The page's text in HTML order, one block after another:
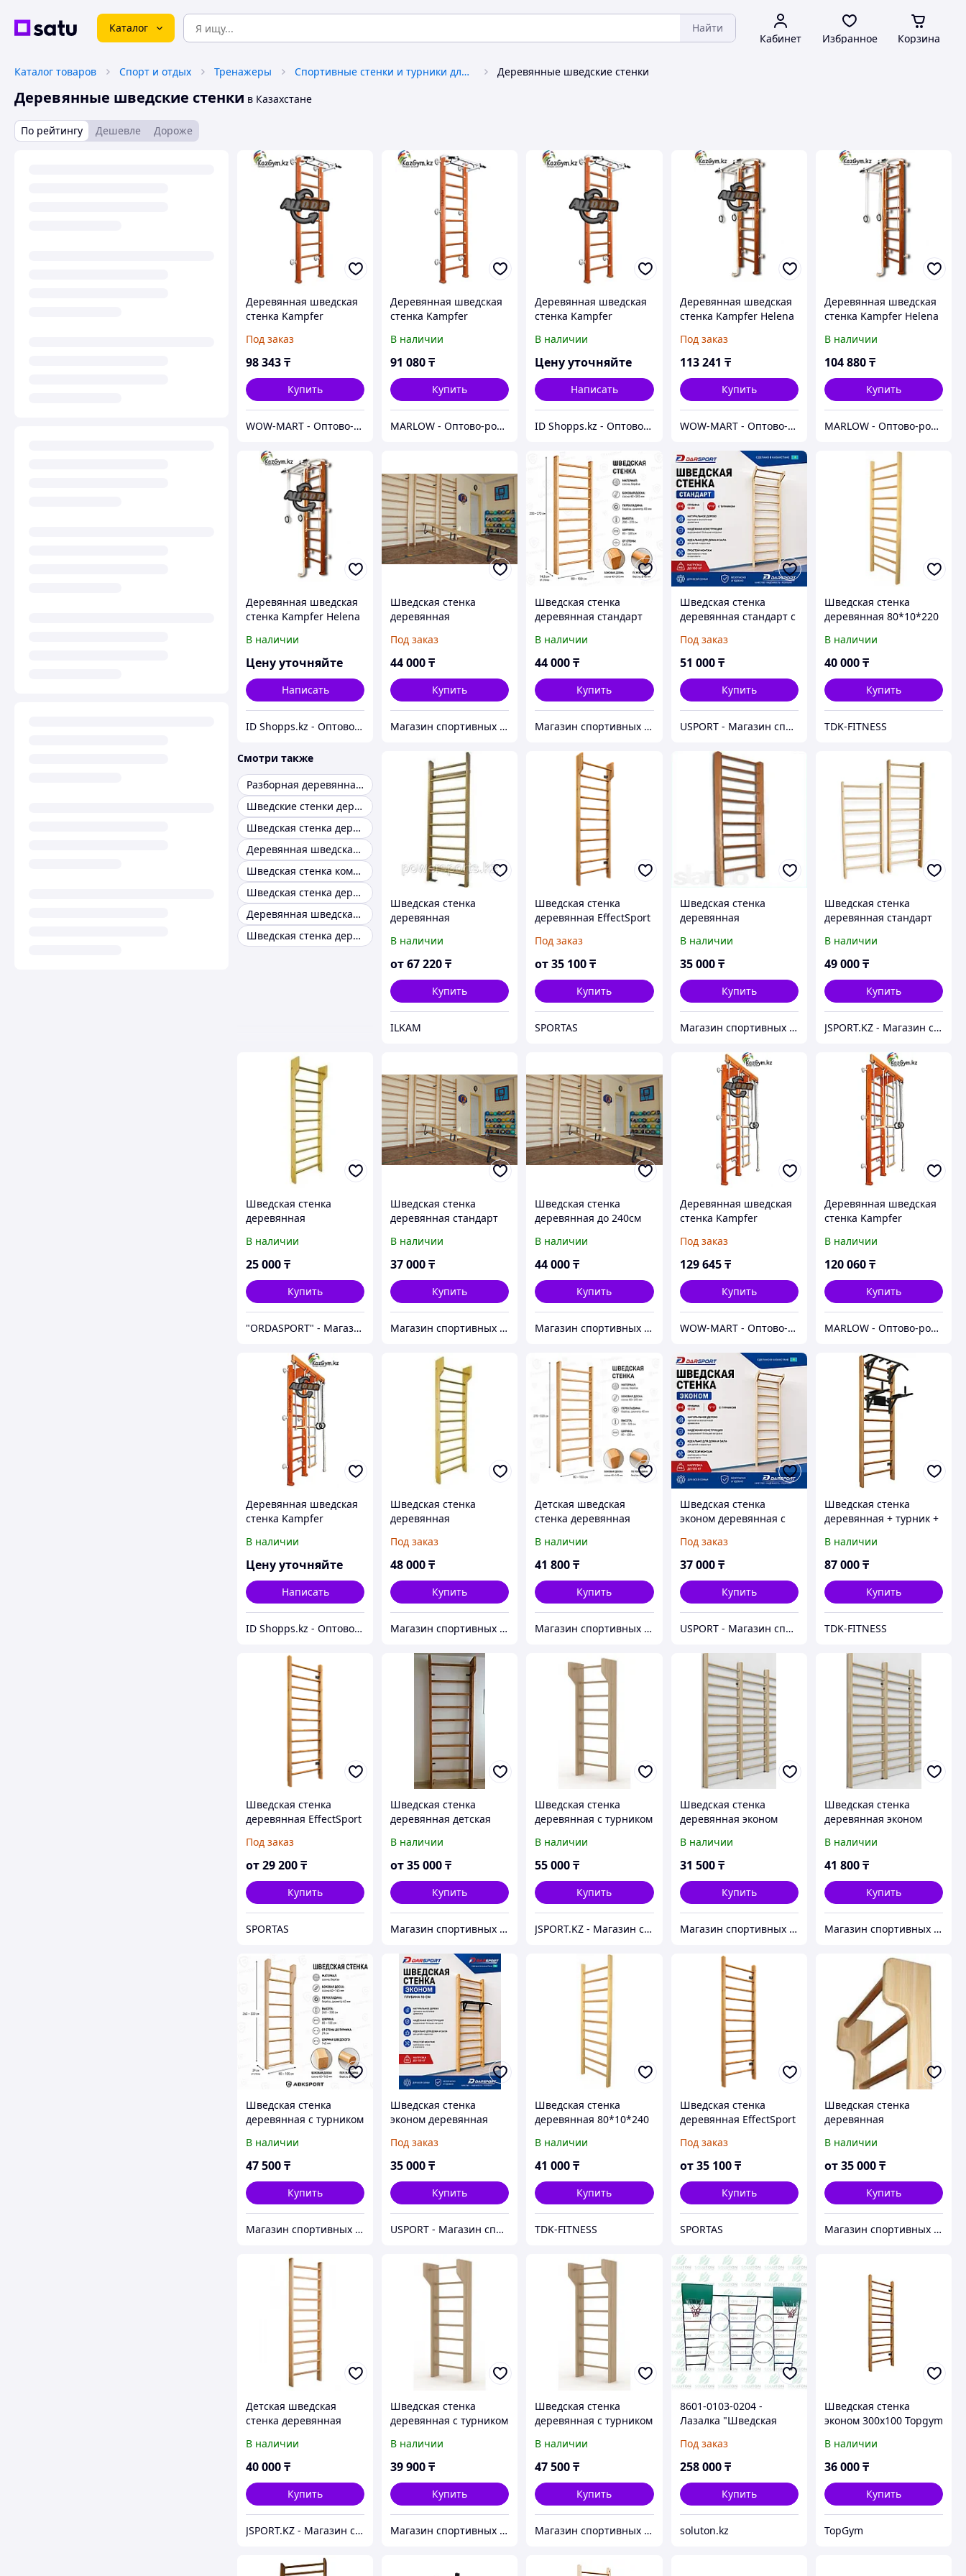
Каталог Найти
Кабинет Избранное Корзина
Каталог товаров Спорт и отдых Тренажеры Спортивные стенки и турники для дома Деревянные шведские стенки
Деревянные шведские стенки в Казахстане
По рейтингу Дешевле Дороже
Деревянная шведская
стенка Kampfer
Под заказ
98 343₸
Купить
WOW-MART - Оптово-розничный Склад - товары на заказ до двери
Деревянная шведская
стенка Kampfer
В наличии
91 080₸
Купить
MARLOW - Оптово-розничный склад.
Деревянная шведская
стенка Kampfer
В наличии
Цену уточняйте
Написать
ID Shopps.kz - Оптово-розничный Склад
Деревянная шведская
стенка Kampfer Helena
Под заказ
113 241 ₸
Купить
WOW-MART - Оптово-розничный Склад - товары на заказ до двери
Деревянная шведская
стенка Kampfer Helena
В наличии
104 880₸
Купить
MARLOW - Оптово-розничный склад.
Деревянная шведская
стенка Kampfer Helena
В наличии
Цену уточняйте
Написать
ID Shopps.kz - Оптово-розничный Склад
Шведская стенка
деревянная
Под заказ
44 000₸
Купить
Магазин спортивных товаров - BEST SPORT
Шведская стенка
деревянная стандарт
270см высота
В наличии
44 000₸
Купить
Магазин спортивных товаров ABKSPORT
Шведская стенка
деревянная стандарт с
140мм) до 240см
Под заказ
51 000 ₸
Купить
USPORT - Магазин спортивных товаров
Шведская стенка
деревянная 80*10*220
В наличии
40 000₸
Купить
TDK-FITNESS
Смотри также
Разборная деревянная шведская стенка
Шведские стенки деревянные insportline
Шведская стенка деревянная эконом
Деревянная шведская стенка Bombino
Шведская стенка комплекс из дерева
Шведская стенка деревянная стандарт
Деревянная шведская стенка для взрослых
Шведская стенка деревянная kampfer
Шведская стенка
деревянная
В наличии
от67 220₸
Купить
ILKAM
Шведская стенка
деревянная EffectSport
Под заказ
от35 100₸
Купить
SPORTAS
Шведская стенка
деревянная
В наличии
35 000 ₸
Купить
Магазин спортивных товаров - Sportsatu.kz
Шведская стенка
деревянная стандарт
высота до 260см
В наличии
49 000₸
Купить
JSPORT.KZ - Магазин спортивных товаров "JAKON sport mart"
Шведская стенка
деревянная
В наличии
25 000₸
Купить
"ORDASPORT" - Магазин спортивных товаров
Шведская стенка
деревянная стандарт
260см высота
В наличии
37 000₸
Купить
Магазин спортивных товаров ABKSPORT
Шведская стенка
деревянная до 240см
В наличии
44 000₸
Купить
Магазин спортивных товаров SPORTCITY
Деревянная шведская
стенка Kampfer
Под заказ
129 645 ₸
Купить
WOW-MART - Оптово-розничный Склад - товары на заказ до двери
Деревянная шведская
стенка Kampfer
В наличии
120 060₸
Купить
MARLOW - Оптово-розничный склад.
Деревянная шведская
стенка Kampfer
В наличии
Цену уточняйте
Написать
ID Shopps.kz - Оптово-розничный Склад
Шведская стенка
деревянная
Под заказ
48 000₸
Купить
Магазин спортивных товаров - BEST SPORT
Детская шведская
стенка деревянная
45х105мм)
В наличии
41 800₸
Купить
Магазин спортивных товаров ABKSPORT
Шведская стенка
эконом деревянная с
105) до 2,40см
Под заказ
37 000 ₸
Купить
USPORT - Магазин спортивных товаров
Шведская стенка
деревянная + турник +
В наличии
87 000₸
Купить
TDK-FITNESS
Шведская стенка
деревянная EffectSport
Под заказ
от29 200₸
Купить
SPORTAS
Шведская стенка
деревянная детская
В наличии
от35 000₸
Купить
Магазин спортивных товаров - Sportsatu.kz
Шведская стенка
деревянная с турником
В наличии
55 000₸
Купить
JSPORT.KZ - Магазин спортивных товаров "JAKON sport mart"
Шведская стенка
деревянная эконом
В наличии
31 500 ₸
Купить
Магазин спортивных товаров ABKSPORT
Шведская стенка
деревянная эконом
В наличии
41 800₸
Купить
Магазин спортивных товаров SPORTCITY
Шведская стенка
деревянная с турником
В наличии
47 500₸
Купить
Магазин спортивных товаров ABKSPORT
Шведская стенка
эконом деревянная
2,40см
Под заказ
35 000₸
Купить
USPORT - Магазин спортивных товаров
Шведская стенка
деревянная 80*10*240
В наличии
41 000₸
Купить
TDK-FITNESS
Шведская стенка
деревянная EffectSport
Под заказ
от 35 100 ₸
Купить
SPORTAS
Шведская стенка
деревянная
В наличии
от35 000₸
Купить
Магазин спортивных товаров - Sportsatu.kz
Детская шведская
стенка деревянная
45х105мм) до 200см
В наличии
40 000₸
Купить
JSPORT.KZ - Магазин спортивных товаров "JAKON sport mart"
Шведская стенка
деревянная с турником
В наличии
39 900₸
Купить
Магазин спортивных товаров ABKSPORT
Шведская стенка
деревянная с турником
В наличии
47 500₸
Купить
Магазин спортивных товаров SPORTCITY
8601-0103-0204 -
Лазалка "Шведская
кольцами"
Под заказ
258 000 ₸
Купить
soluton.kz
Шведская стенка
эконом 300х100 Topgym
В наличии
36 000₸
Купить
TopGym